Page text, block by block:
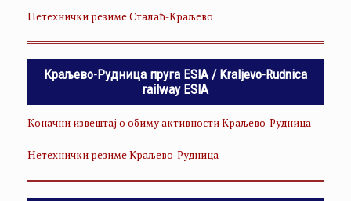
Нетехнички резиме Сталаћ-Краљево
Краљево-Рудница пруга ESIA / Kraljevo-Rudnica
railway ESIA
Коначни извештај о обиму активности Краљево-Рудница
Нетехнички резиме Краљево-Рудница